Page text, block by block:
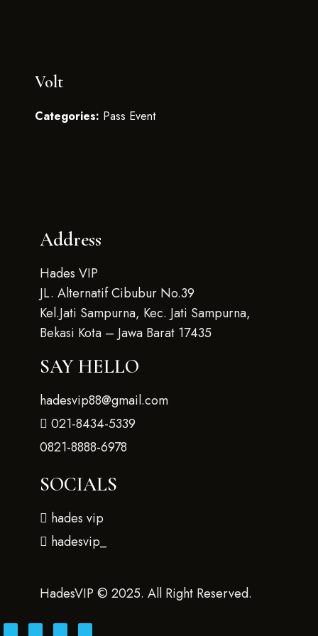
Volt
Categories: Pass Event
Address
Hades VIP
JL. Alternatif Cibubur No.39
Kel.Jati Sampurna, Kec. Jati Sampurna,
Bekasi Kota – Jawa Barat 17435
SAY HELLO
hadesvip88@gmail.com
021-8434-5339
0821-8888-6978
SOCIALS
hades vip
hadesvip_
HadesVIP © 2025. All Right Reserved.